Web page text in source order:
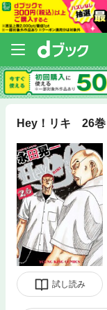
Hey！リキ 26巻
試し読み